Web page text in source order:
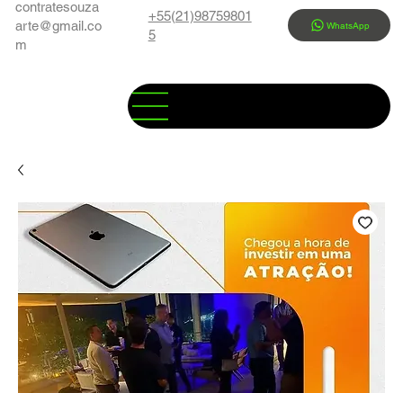
contratesouza
arte@gmail.co
m
+55(21)98759801
5
WhatsApp